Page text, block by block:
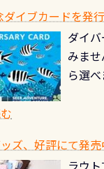
ダイブカードを発
ダイ
みま
ら選
ズ、好評にて発売
ラウ